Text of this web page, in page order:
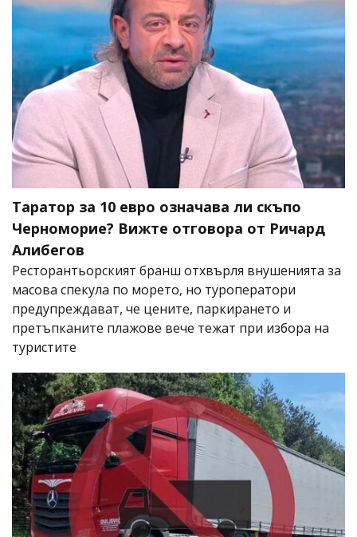
Таратор за 10 евро означава ли скъпо
Черноморие? Вижте отговора от Ричард
Алибегов
Ресторантьорският бранш отхвърля внушенията за
масова спекула по морето, но туроператори
предупреждават, че цените, паркирането и
претъпканите плажове вече тежат при избора на
туристите